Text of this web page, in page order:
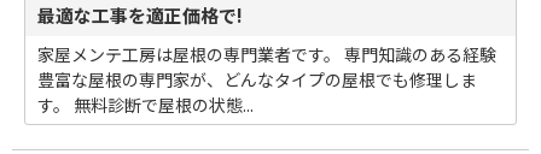
最適な工事を適正価格で!
家屋メンテ工房は屋根の専門業者です。 専門知識のある経験
豊富な屋根の専門家が、どんなタイプの屋根でも修理しま
す。 無料診断で屋根の状態...